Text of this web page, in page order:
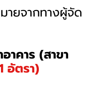
ายจากทางผู้จัด
าคาร (สาขา
อัตรา)